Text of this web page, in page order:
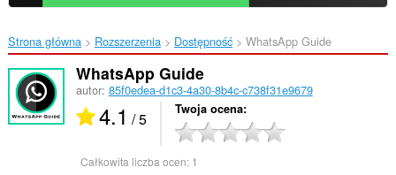
Strona główna Rozszerzenia Dostępność WhatsApp Guide‎
WhatsApp Guide
autor: 85f0edea-d1c3-4a30-8b4c-c738f31e9679
4.1 / 5 Twoja ocena
Całkowita liczba ocen: 1